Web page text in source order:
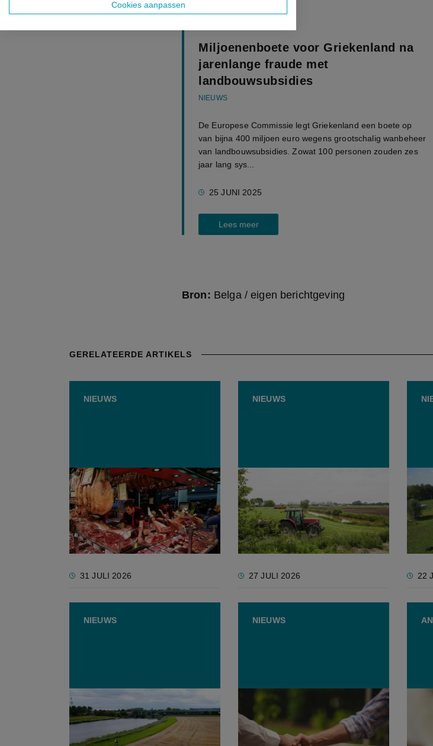
Cookies aanpassen
UITGELICHT
Miljoenenboete voor Griekenland na
jarenlange fraude met
landbouwsubsidies
NIEUWS
De Europese Commissie legt Griekenland een boete op
van bijna 400 miljoen euro wegens grootschalig wanbeheer
van landbouwsubsidies. Zowat 100 personen zouden zes
jaar lang sys...
25 JUNI 2025
Lees meer
Bron: Belga / eigen berichtgeving
GERELATEERDE ARTIKELS
NIEUWS
Kwaliteit blijft sterkste troef
van Europese voeding,
duurzaamheid veel minder
31 JULI 2026
NIEUWS
Europese evaluatie bevat
weinig lof voor Vlaamse
nitraataanpak in 2020-2023
27 JULI 2026 22
NIEUWS
Evaluatie Nitraatrichtlijn ziet
geen reden om mestnorm te
verhogen, wel voor strenger
NIEUWS
Europa vraagt land- en
tuinbouwers om zich sterker te
verenigen
Wat
van